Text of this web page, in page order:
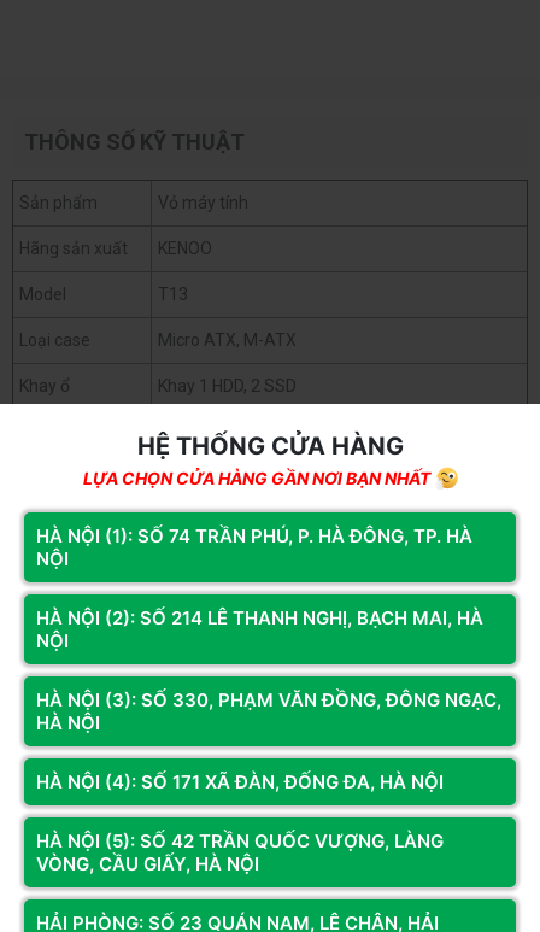
THÔNG SỐ KỸ THUẬT
Sản phẩm Vỏ máy tính
Hãng sản xuất KENOO
Model T13
Loại case Micro ATX, M-ATX
Khay ổ Khay 1 HDD, 2 SSD
Option 8cm fan
Chất liệu
Thép mạ SECC cách điện, nhiệt + Mặt Nhựa
Cổng giao tiếp Font USB USB : 2x usb2.0 x 2, Audio
Màu sắc Đen mặt xám
Đặc điểm khác
chắn, tản nhiệt tốt, nút bấn nhậy độ bền cao, hệ
thống bảo vệ lưới sắt mặt trước và khóa mặt
sau, khay chạy Cáp , Chất liệu nhựa không tái
Kích thước case
:
L300 x W165 x H345 mm
Kích thước cả
bảo bì
L390 x W165 x H345mm
Xem thêm
Kiểu dáng : kiểu dáng đẹp, khung chắc chắn, tản nhiệt tốt, nút bấn
nhậy độ bền cao, hệ thống bảo vệ lưới sắt mặt trước và khóa mặt
sau, khay chạy Cáp , Chất liệu nhựa không tái chế bảo vệ môi trường
- Loại case : Micro ATX, Mini ITX - Làm mát: Option 8cm fan
HỆ THỐNG CỬA HÀNG
LỰA CHỌN CỬA HÀNG GẦN NƠI BẠN NHẤT
HÀ NỘI (1): SỐ 74 TRẦN PHÚ, P. HÀ ĐÔNG, TP. HÀ
NỘI
HÀ NỘI (2): SỐ 214 LÊ THANH NGHỊ, BẠCH MAI, HÀ
NỘI
HÀ NỘI (3): SỐ 330, PHẠM VĂN ĐỒNG, ĐÔNG NGẠC,
HÀ NỘI
HÀ NỘI (4): SỐ 171 XÃ ĐÀN, ĐỐNG ĐA, HÀ NỘI
HÀ NỘI (5): SỐ 42 TRẦN QUỐC VƯỢNG, LÀNG
VÒNG, CẦU GIẤY, HÀ NỘI
HẢI PHÒNG: SỐ 23 QUÁN NAM, LÊ CHÂN, HẢI